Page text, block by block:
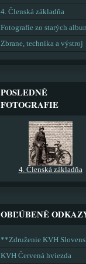
4. Členská základňa
Fotografie zo starých
Zbrane, technika a výstroj
POSLEDNÉ
FOTOGRAFIE
4. Členská základňa
OBĽÚBENÉ
**Združenie KVH
KVH Červená hviezda